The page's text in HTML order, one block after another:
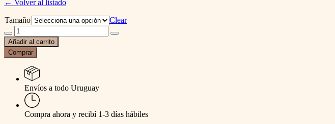
← Volver al listado
Tamaño
Clear
Crema
hidratante
manos
y
cuerpo
quantity
Añadir al carrito
Comprar
Envíos a todo Uruguay
Compra ahora y recibí 1-3 días hábiles